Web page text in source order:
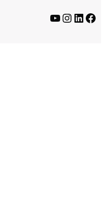
فيسبوك لينكد إن إنستجرام يوتيوب